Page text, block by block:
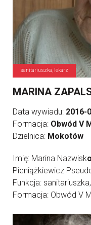
sanitariuszka, lekarz
MARINA
Data wywiadu: 2016-
Formacja: Obwód V
Dzielnica: Mokotów
Imię: Marina Nazwisko
Pieniążkiewicz
Funkcja:
Formacja: Obwód V